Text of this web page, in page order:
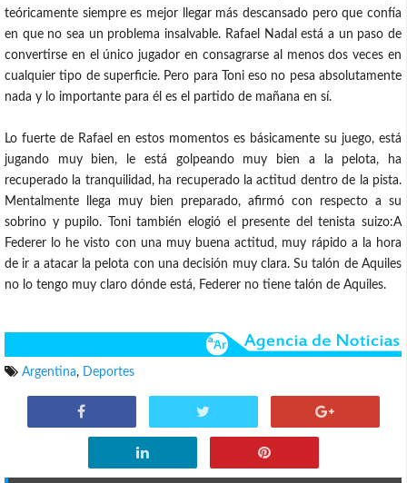
teóricamente siempre es mejor llegar más descansado pero que confía
en que no sea un problema insalvable. Rafael Nadal está a un paso de
convertirse en el único jugador en consagrarse al menos dos veces en
cualquier tipo de superficie. Pero para Toni eso no pesa absolutamente
nada y lo importante para él es el partido de mañana en sí.
Lo fuerte de Rafael en estos momentos es básicamente su juego, está
jugando muy bien, le está golpeando muy bien a la pelota, ha
recuperado la tranquilidad, ha recuperado la actitud dentro de la pista.
Mentalmente llega muy bien preparado, afirmó con respecto a su
sobrino y pupilo. Toni también elogió el presente del tenista suizo:A
Federer lo he visto con una muy buena actitud, muy rápido a la hora
de ir a atacar la pelota con una decisión muy clara. Su talón de Aquiles
no lo tengo muy claro dónde está, Federer no tiene talón de Aquiles.
Argentina, Deportes